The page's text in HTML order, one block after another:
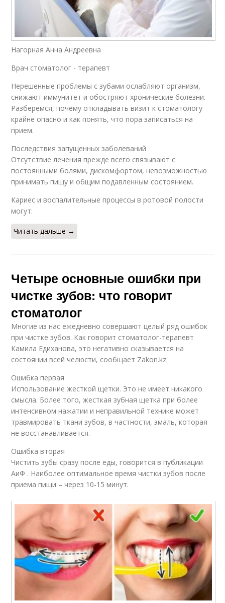
Нагорная Анна Андреевна
Врач стоматолог - терапевт
Нерешенные проблемы с зубами ослабляют организм,
снижают иммунитет и обостряют хронические болезни.
Разберемся, почему откладывать визит к стоматологу
крайне опасно и как понять, что пора записаться на
прием.
Последствия запущенных заболеваний
Отсутствие лечения прежде всего связывают с
постоянными болями, дискомфортом, невозможностью
принимать пищу и общим подавленным состоянием.
Кариес и воспалительные процессы в ротовой полости
могут:
Читать дальше →
Четыре основные ошибки при
чистке зубов: что говорит
стоматолог
Многие из нас ежедневно совершают целый ряд ошибок
при чистке зубов. Как говорит стоматолог-терапевт
Камила Едиханова, это негативно сказывается на
состоянии всей челюсти, сообщает Zakon.kz.
Ошибка первая
Использование жесткой щетки. Это не имеет никакого
смысла. Более того, жесткая зубная щетка при более
интенсивном нажатии и неправильной технике может
травмировать ткани зубов, в частности, эмаль, которая
не восстанавливается.
Ошибка вторая
Чистить зубы сразу после еды, говорится в публикации
АиФ . Наиболее оптимальное время чистки зубов после
приема пищи – через 10-15 минут.